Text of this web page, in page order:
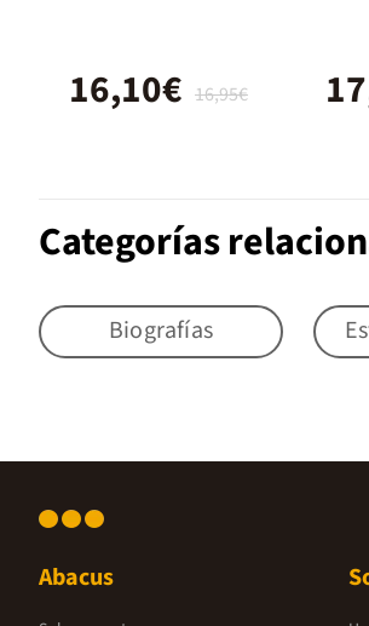
16,95€
16,10€
Categorías
Biografías
Abacus